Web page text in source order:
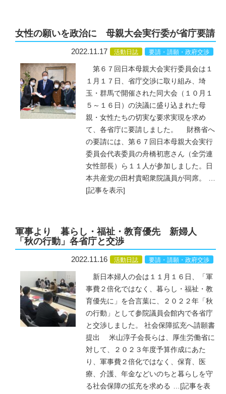
女性の願いを政治に 母親大会実行委が省庁要請
2022.11.17 活動日誌 要請・請願・政府交渉
第６７回日本母親大会実行委員会は１
１月１７日、省庁交渉に取り組み、埼
玉・群馬で開催された同大会（１０月１
５～１６日）の決議に盛り込まれた母
親・女性たちの切実な要求実現を求め
て、各省庁に要請しました。 財務省へ
の要請には、第６７回日本母親大会実行
委員会代表委員の舟橋初恵さん（全労連
女性部長）ら１１人が参加しました。日
本共産党の田村貴昭衆院議員が同席。
…
[記事を表示]
軍事より 暮らし・福祉・教育優先 新婦人
「秋の行動」各省庁と交渉
2022.11.16 活動日誌 要請・請願・政府交渉
新日本婦人の会は１１月１６日、「軍
事費２倍化ではなく、暮らし・福祉・教
育優先に」を合言葉に、２０２２年「秋
の行動」として参院議員会館内で各省庁
と交渉しました。 社会保障拡充へ請願書
提出 米山淳子会長らは、厚生労働省に
対して、２０２３年度予算作成にあた
り、軍事費２倍化ではなく、保育、医
療、介護、年金などいのちと暮らしを守
る社会保障の拡充を求める … [記事を表